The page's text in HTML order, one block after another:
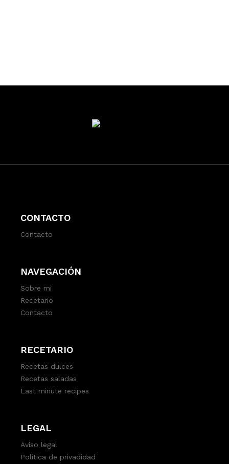
CONTACTO
Contacto
NAVEGACIÓN
Sobre mi
Recetario
Contacto
RECETARIO
Recetas dulces
Recetas saladas
Last minute recipes
LEGAL
Aviso legal
Política de privadidad